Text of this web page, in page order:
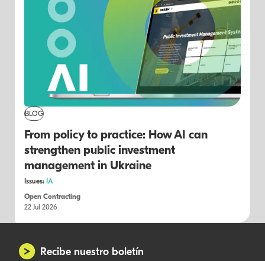
BLOG
From policy to practice: How AI can
strengthen public investment
management in Ukraine
Issues: IA
Open Contracting
22 Jul 2026
Recibe nuestro boletín